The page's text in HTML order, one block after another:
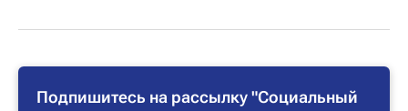
Подпишитесь на рассылку "Социальный